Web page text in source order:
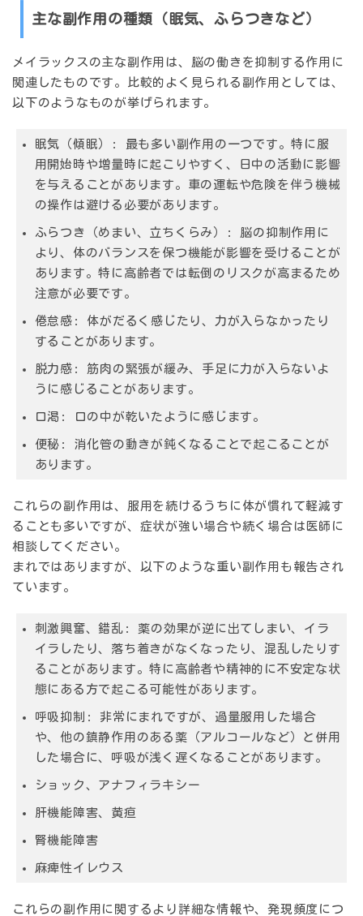
主な副作用の種類（眠気、ふらつきなど）
メイラックスの主な副作用は、脳の働きを抑制する作用に
関連したものです。比較的よく見られる副作用としては、
以下のようなものが挙げられます。
眠気（傾眠）:
最も多い副作用の一つです。特に服
用開始時や増量時に起こりやすく、日中の活動に影響
を与えることがあります。車の運転や危険を伴う機械
の操作は避ける必要があります。
ふらつき（めまい、立ちくらみ）:
脳の抑制作用に
より、体のバランスを保つ機能が影響を受けることが
あります。特に高齢者では転倒のリスクが高まるため
注意が必要です。
倦怠感:
体がだるく感じたり、力が入らなかったり
することがあります。
脱力感:
筋肉の緊張が緩み、手足に力が入らないよ
うに感じることがあります。
口渇: 口の中が乾いたように感じます。
便秘:
消化管の動きが鈍くなることで起こることが
あります。
これらの副作用は、服用を続けるうちに体が慣れて軽減す
ることも多いですが、症状が強い場合や続く場合は医師に
相談してください。
まれではありますが、以下のような重い副作用も報告され
ています。
刺激興奮、錯乱:
薬の効果が逆に出てしまい、イラ
イラしたり、落ち着きがなくなったり、混乱したりす
ることがあります。特に高齢者や精神的に不安定な状
態にある方で起こる可能性があります。
呼吸抑制:
非常にまれですが、過量服用した場合
や、他の鎮静作用のある薬（アルコールなど）と併用
した場合に、呼吸が浅く遅くなることがあります。
ショック、アナフィラキシー
肝機能障害、黄疸
腎機能障害
麻痺性イレウス
これらの副作用に関するより詳細な情報や、発現頻度につ